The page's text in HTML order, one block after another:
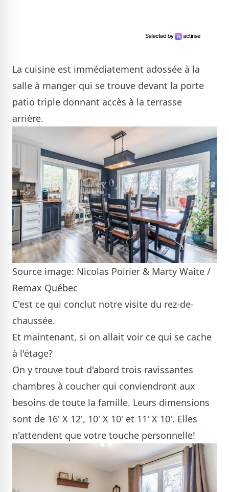
La cuisine est immédiatement adossée à la
salle à manger qui se trouve devant la porte
patio triple donnant accès à la terrasse
arrière.
Source image: Nicolas Poirier & Marty Waite /
Remax Québec
C'est ce qui conclut notre visite du rez-de-
chaussée.
Et maintenant, si on allait voir ce qui se cache
à l'étage?
On y trouve tout d'abord trois ravissantes
chambres à coucher qui conviendront aux
besoins de toute la famille. Leurs dimensions
sont de 16' X 12', 10' X 10' et 11' X 10'. Elles
n'attendent que votre touche personnelle!